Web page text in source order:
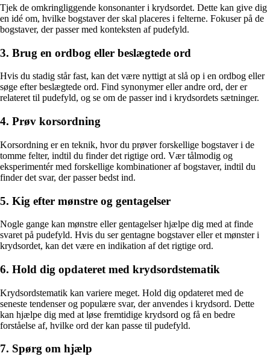
Tjek de omkringliggende konsonanter i krydsordet. Dette kan give dig
en idé om, hvilke bogstaver der skal placeres i felterne. Fokuser på de
bogstaver, der passer med konteksten af pudefyld.
3. Brug en ordbog eller beslægtede ord
Hvis du stadig står fast, kan det være nyttigt at slå op i en ordbog eller
søge efter beslægtede ord. Find synonymer eller andre ord, der er
relateret til pudefyld, og se om de passer ind i krydsordets sætninger.
4. Prøv korsordning
Korsordning er en teknik, hvor du prøver forskellige bogstaver i de
tomme felter, indtil du finder det rigtige ord. Vær tålmodig og
eksperimentér med forskellige kombinationer af bogstaver, indtil du
finder det svar, der passer bedst ind.
5. Kig efter mønstre og gentagelser
Nogle gange kan mønstre eller gentagelser hjælpe dig med at finde
svaret på pudefyld. Hvis du ser gentagne bogstaver eller et mønster i
krydsordet, kan det være en indikation af det rigtige ord.
6. Hold dig opdateret med krydsordstematik
Krydsordstematik kan variere meget. Hold dig opdateret med de
seneste tendenser og populære svar, der anvendes i krydsord. Dette
kan hjælpe dig med at løse fremtidige krydsord og få en bedre
forståelse af, hvilke ord der kan passe til pudefyld.
7. Spørg om hjælp